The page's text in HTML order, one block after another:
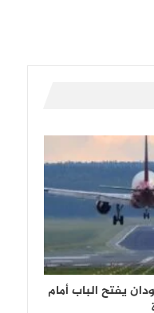
يفتح الباب أمام